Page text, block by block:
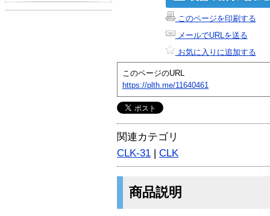
このページを印刷する
メールでURLを送る
お気に入りに追加する
このページのURL
https://plth.me/11640461
関連カテゴリ
CLK-31 | CLK
商品説明